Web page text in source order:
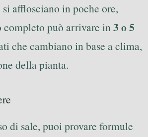
afflosciano in poche ore,
completo può arrivare in 3 o 5
che cambiano in base a clima,
della pianta.
di sale, puoi provare formule